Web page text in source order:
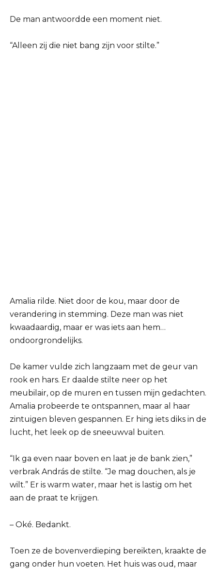
De man antwoordde een moment niet.
“Alleen zij die niet bang zijn voor stilte.”
Amalia rilde. Niet door de kou, maar door de
verandering in stemming. Deze man was niet
kwaadaardig, maar er was iets aan hem…
ondoorgrondelijks.
De kamer vulde zich langzaam met de geur van
rook en hars. Er daalde stilte neer op het
meubilair, op de muren en tussen mijn gedachten.
Amalia probeerde te ontspannen, maar al haar
zintuigen bleven gespannen. Er hing iets diks in de
lucht, het leek op de sneeuwval buiten.
“Ik ga even naar boven en laat je de bank zien,”
verbrak András de stilte. “Je mag douchen, als je
wilt.” Er is warm water, maar het is lastig om het
aan de praat te krijgen.
– Oké. Bedankt.
Toen ze de bovenverdieping bereikten, kraakte de
gang onder hun voeten. Het huis was oud, maar